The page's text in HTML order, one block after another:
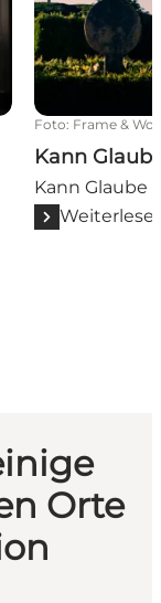
Foto: Frame &
Kann
Kann Glaube
Orte